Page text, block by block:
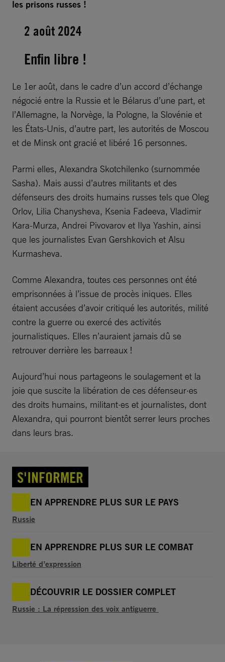
les prisons russes !
2 août 2024
Enfin libre !
Le 1er août, dans le cadre d’un accord d’échange
négocié entre la Russie et le Bélarus d’une part, et
l’Allemagne, la Norvège, la Pologne, la Slovénie et
les États-Unis, d’autre part, les autorités de Moscou
et de Minsk ont gracié et libéré 16 personnes.
Parmi elles, Alexandra Skotchilenko (surnommée
Sasha). Mais aussi d’autres militants et des
défenseurs des droits humains russes tels que Oleg
Orlov, Lilia Chanysheva, Ksenia Fadeeva, Vladimir
Kara-Murza, Andrei Pivovarov et Ilya Yashin, ainsi
que les journalistes Evan Gershkovich et Alsu
Kurmasheva.
Comme Alexandra, toutes ces personnes ont été
emprisonnées à l’issue de procès iniques. Elles
étaient accusées d’avoir critiqué les autorités, milité
contre la guerre ou exercé des activités
journalistiques. Elles n’auraient jamais dû se
retrouver derrière les barreaux !
Aujourd’hui nous partageons le soulagement et la
joie que suscite la libération de ces défenseur·es
des droits humains, militant·es et journalistes, dont
Alexandra, qui pourront bientôt serrer leurs proches
dans leurs bras.
S'INFORMER
EN APPRENDRE PLUS SUR LE PAYS
Russie
EN APPRENDRE PLUS SUR LE COMBAT
Liberté d’expression
DÉCOUVRIR LE DOSSIER COMPLET
Russie : La répression des voix antiguerre